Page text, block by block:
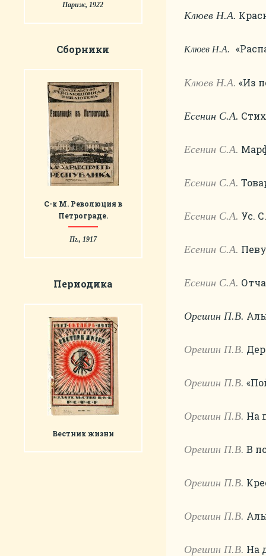
Париж, 1922
Сборники
С-к М. Революция в
Петрограде.
Пг., 1917
Периодика
Вестник жизни
Клюев Н.А.
Клюев Н.А.
Клюев Н.А. «Из
Есенин С.А.
Есенин С.А.
Есенин С.А.
Есенин С.А. Ус.
Есенин С.А.
Есенин С.А.
Орешин П.В.
Орешин П.В.
Орешин П.В.
Орешин П.В. На
Орешин П.В. В
Орешин П.В.
Орешин П.В.
Орешин П.В. На